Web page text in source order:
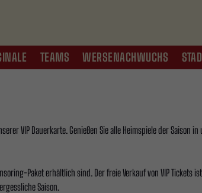
TEAMS WERSENACHWUCHS
VIP Dauerkarte. Genießen Sie alle Heimspiele der
Paket erhältlich sind. Der freie Verkauf von VIP
Saison.